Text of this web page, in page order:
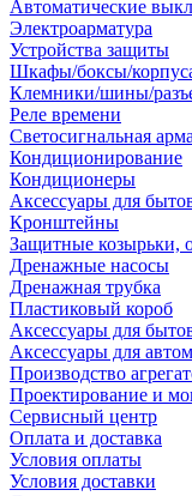
Автоматические
Электроарматура
Устройства защиты
Шкафы/боксы/
Клемники/шины/
Реле времени
Светосигнальная
Кондиционирование
Кондиционеры
Аксессуары для
Кронштейны
Защитные козырьки,
Дренажные насосы
Дренажная трубка
Пластиковый короб
Аксессуары для
Аксессуары для
Производство
Проектирование и
Сервисный центр
Оплата и доставка
Условия оплаты
Условия доставки